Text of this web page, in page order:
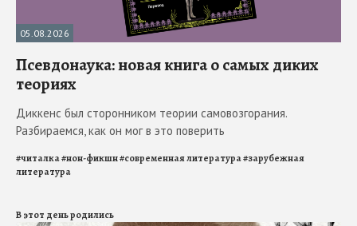
05.08.2026
Псевдонаука: новая книга о самых диких
теориях
Диккенс был сторонником теории самовозгорания.
Разбираемся, как он мог в это поверить
#читалка#нон-фикшн#современная литература#зарубежная
литература
В этот день родились